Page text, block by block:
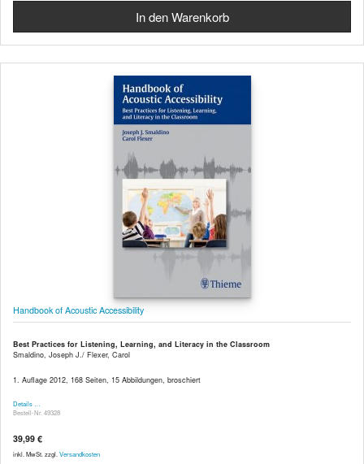
Handbook of Acoustic Accessibility
Best Practices for Listening, Learning, and Literacy in the Classroom
Smaldino, Joseph J./ Flexer, Carol
1. Auflage 2012, 168 Seiten, 15 Abbildungen, broschiert
Details …
Bestell-Nr. 49328
39,99 €
inkl. MwSt. zzgl. Versandkosten